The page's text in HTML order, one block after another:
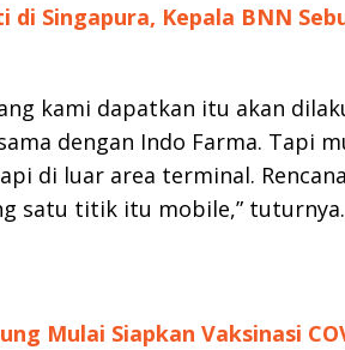
di Singapura, Kepala BNN
kami dapatkan itu akan
dengan Indo Farma. Tapi
di luar area terminal.
satu titik itu mobile,” tuturnya.
Mulai Siapkan Vaksinasi